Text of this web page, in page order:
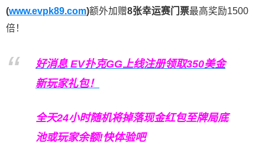
(www.evpk89.com)额外加赠8张幸运赛门票最高奖励1500
倍！
好消息 EV扑克GG上线注册领取350美金
新玩家礼包！
全天24小时随机将掉落现金红包至牌局底
池或玩家余额!快体验吧